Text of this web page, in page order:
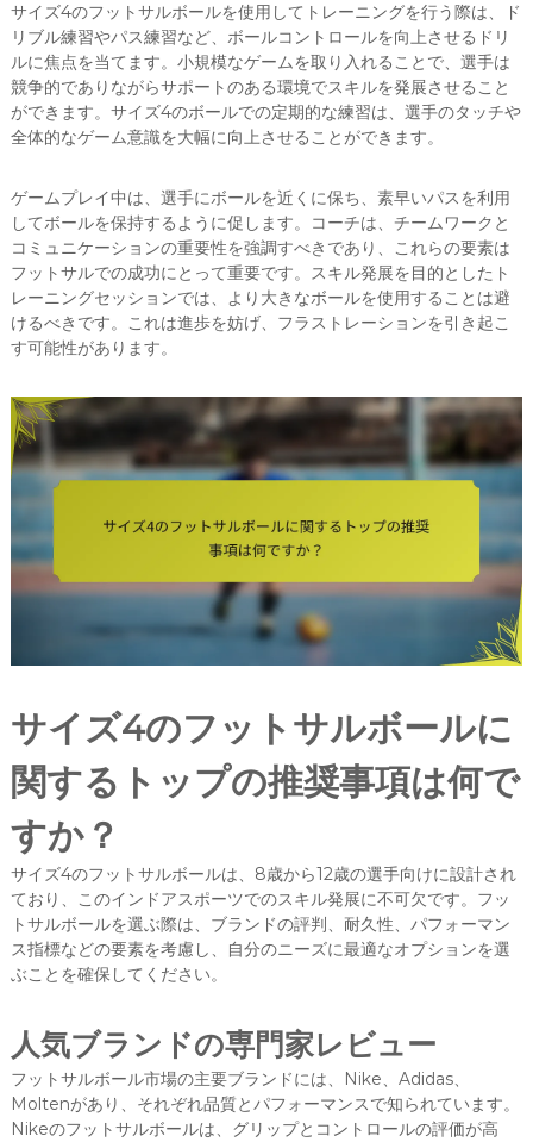
サイズ4のフットサルボールを使用してトレーニングを行う際は、ド
リブル練習やパス練習など、ボールコントロールを向上させるドリ
ルに焦点を当てます。小規模なゲームを取り入れることで、選手は
競争的でありながらサポートのある環境でスキルを発展させること
ができます。サイズ4のボールでの定期的な練習は、選手のタッチや
全体的なゲーム意識を大幅に向上させることができます。
ゲームプレイ中は、選手にボールを近くに保ち、素早いパスを利用
してボールを保持するように促します。コーチは、チームワークと
コミュニケーションの重要性を強調すべきであり、これらの要素は
フットサルでの成功にとって重要です。スキル発展を目的としたト
レーニングセッションでは、より大きなボールを使用することは避
けるべきです。これは進歩を妨げ、フラストレーションを引き起こ
す可能性があります。
サイズ4のフットサルボールに
関するトップの推奨事項は何で
すか？
サイズ4のフットサルボールは、8歳から12歳の選手向けに設計され
ており、このインドアスポーツでのスキル発展に不可欠です。フッ
トサルボールを選ぶ際は、ブランドの評判、耐久性、パフォーマン
ス指標などの要素を考慮し、自分のニーズに最適なオプションを選
ぶことを確保してください。
人気ブランドの専門家レビュー
フットサルボール市場の主要ブランドには、Nike、Adidas、
Moltenがあり、それぞれ品質とパフォーマンスで知られています。
Nikeのフットサルボールは、グリップとコントロールの評価が高